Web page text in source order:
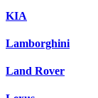
KIA
Lamborghini
Land Rover